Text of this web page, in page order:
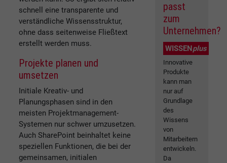
schnell eine transparente und
verständliche Wissensstruktur,
ohne dass seitenweise Fließtext
erstellt werden muss.
Projekte planen und
umsetzen
Initiale Kreativ- und
Planungsphasen sind in den
meisten Projektmanagement-
Systemen nur schwer umzusetzen.
Auch SharePoint beinhaltet keine
speziellen Funktionen, die bei der
gemeinsamen, initialen
passt
zum
Unternehmen?
WISSENplus
Innovative
Produkte
kann man
nur auf
Grundlage
des
Wissens
von
Mitarbeitern
entwickeln.
Da